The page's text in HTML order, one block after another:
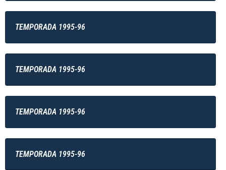
TEMPORADA 1995-96
TEMPORADA 1995-96
TEMPORADA 1995-96
TEMPORADA 1995-96